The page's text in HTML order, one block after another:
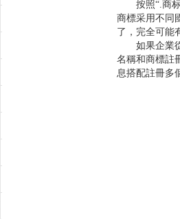
按照“.商标”
商標采用不同
了，完全可能
如果企業從
名稱和商標註
息搭配註冊多